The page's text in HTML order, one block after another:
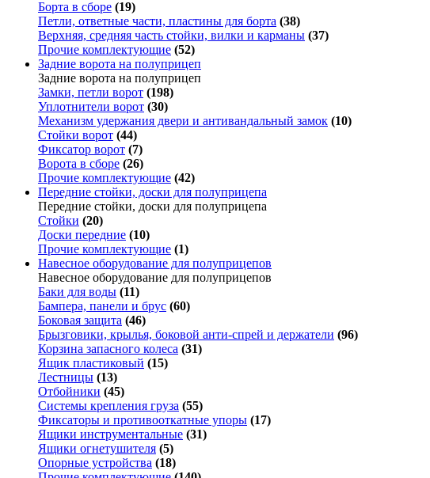
Борта в сборе (19)
Петли, ответные части, пластины для борта (38)
Верхняя, средняя часть стойки, вилки и карманы (37)
Прочие комплектующие (52)
Задние ворота на полуприцеп
Задние ворота на полуприцеп
Замки, петли ворот (198)
Уплотнители ворот (30)
Механизм удержания двери и антивандальный замок (10)
Стойки ворот (44)
Фиксатор ворот (7)
Ворота в сборе (26)
Прочие комплектующие (42)
Передние стойки, доски для полуприцепа
Передние стойки, доски для полуприцепа
Стойки (20)
Доски передние (10)
Прочие комплектующие (1)
Навесное оборудование для полуприцепов
Навесное оборудование для полуприцепов
Баки для воды (11)
Бампера, панели и брус (60)
Боковая защита (46)
Брызговики, крылья, боковой анти-спрей и держатели (96)
Корзина запасного колеса (31)
Ящик пластиковый (15)
Лестницы (13)
Отбойники (45)
Системы крепления груза (55)
Фиксаторы и противооткатные упоры (17)
Ящики инструментальные (31)
Ящики огнетушителя (5)
Опорные устройства (18)